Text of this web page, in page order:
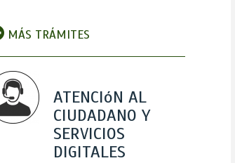
MÁS TRÁMITES
ATENCIóN AL
CIUDADANO Y
SERVICIOS
DIGITALES